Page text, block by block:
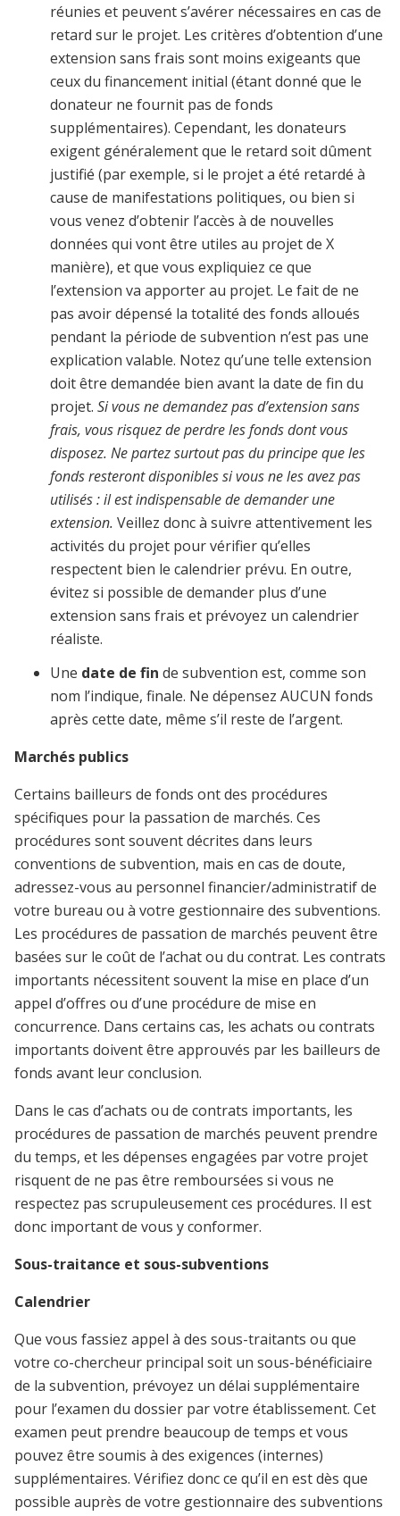
réunies et peuvent s’avérer nécessaires en cas de
retard sur le projet. Les critères d’obtention d’une
extension sans frais sont moins exigeants que
ceux du financement initial (étant donné que le
donateur ne fournit pas de fonds
supplémentaires). Cependant, les donateurs
exigent généralement que le retard soit dûment
justifié (par exemple, si le projet a été retardé à
cause de manifestations politiques, ou bien si
vous venez d’obtenir l’accès à de nouvelles
données qui vont être utiles au projet de X
manière), et que vous expliquiez ce que
l’extension va apporter au projet. Le fait de ne
pas avoir dépensé la totalité des fonds alloués
pendant la période de subvention n’est pas une
explication valable. Notez qu’une telle extension
doit être demandée bien avant la date de fin du
projet. Si vous ne demandez pas d’extension sans
frais, vous risquez de perdre les fonds dont vous
disposez. Ne partez surtout pas du principe que les
fonds resteront disponibles si vous ne les avez pas
utilisés : il est indispensable de demander une
extension. Veillez donc à suivre attentivement les
activités du projet pour vérifier qu’elles
respectent bien le calendrier prévu. En outre,
évitez si possible de demander plus d’une
extension sans frais et prévoyez un calendrier
réaliste.
Une date de fin de subvention est, comme son
nom l’indique, finale. Ne dépensez AUCUN fonds
après cette date, même s’il reste de l’argent.
Marchés publics
Certains bailleurs de fonds ont des procédures
spécifiques pour la passation de marchés. Ces
procédures sont souvent décrites dans leurs
conventions de subvention, mais en cas de doute,
adressez-vous au personnel financier/administratif de
votre bureau ou à votre gestionnaire des subventions.
Les procédures de passation de marchés peuvent être
basées sur le coût de l’achat ou du contrat. Les contrats
importants nécessitent souvent la mise en place d’un
appel d’offres ou d’une procédure de mise en
concurrence. Dans certains cas, les achats ou contrats
importants doivent être approuvés par les bailleurs de
fonds avant leur conclusion.
Dans le cas d’achats ou de contrats importants, les
procédures de passation de marchés peuvent prendre
du temps, et les dépenses engagées par votre projet
risquent de ne pas être remboursées si vous ne
respectez pas scrupuleusement ces procédures. Il est
donc important de vous y conformer.
Sous-traitance et sous-subventions
Calendrier
Que vous fassiez appel à des sous-traitants ou que
votre co-chercheur principal soit un sous-bénéficiaire
de la subvention, prévoyez un délai supplémentaire
pour l’examen du dossier par votre établissement. Cet
examen peut prendre beaucoup de temps et vous
pouvez être soumis à des exigences (internes)
supplémentaires. Vérifiez donc ce qu’il en est dès que
possible auprès de votre gestionnaire des subventions